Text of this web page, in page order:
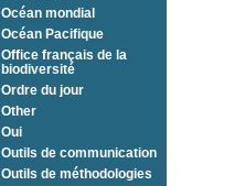
Océan mondial
Océan Pacifique
Office français de la
biodiversité
Ordre du jour
Other
Oui
Outils de communication
Outils de méthodologies